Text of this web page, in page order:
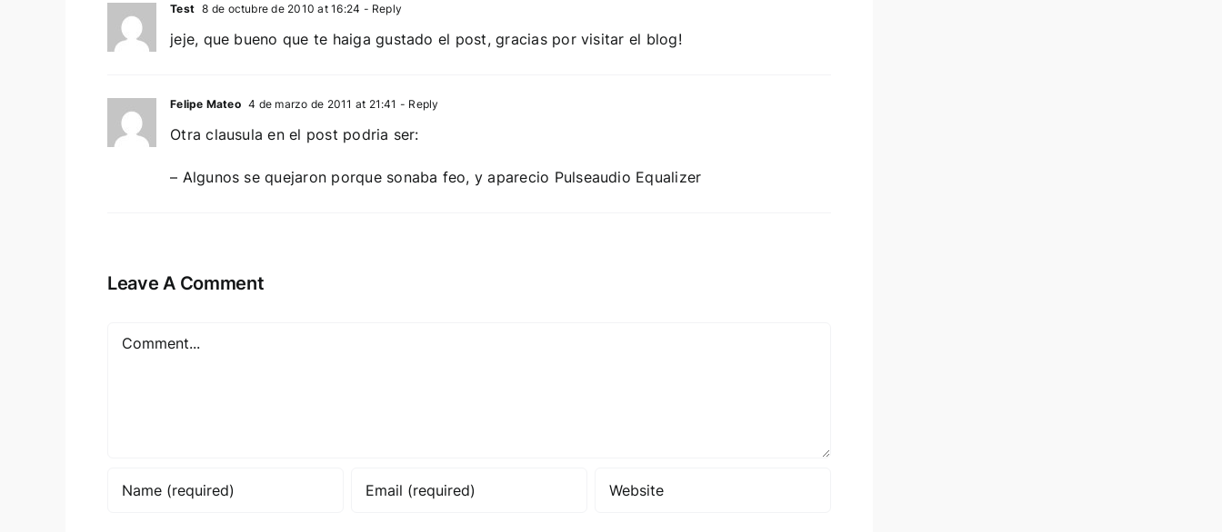
Test 8 de octubre de 2010 at 16:24 - Reply
jeje, que bueno que te haiga gustado el post, gracias por visitar el blog!
Felipe Mateo 4 de marzo de 2011 at 21:41 - Reply
Otra clausula en el post podria ser:
– Algunos se quejaron porque sonaba feo, y aparecio Pulseaudio Equalizer
Leave A Comment